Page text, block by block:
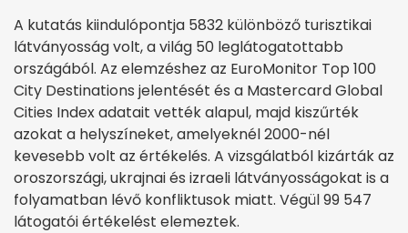
A kutatás kiindulópontja 5832 különböző turisztikai
látványosság volt, a világ 50 leglátogatottabb
országából. Az elemzéshez az EuroMonitor Top 100
City Destinations jelentését és a Mastercard Global
Cities Index adatait vették alapul, majd kiszűrték
azokat a helyszíneket, amelyeknél 2000-nél
kevesebb volt az értékelés. A vizsgálatból kizárták az
oroszországi, ukrajnai és izraeli látványosságokat is a
folyamatban lévő konfliktusok miatt. Végül 99 547
látogatói értékelést elemeztek.